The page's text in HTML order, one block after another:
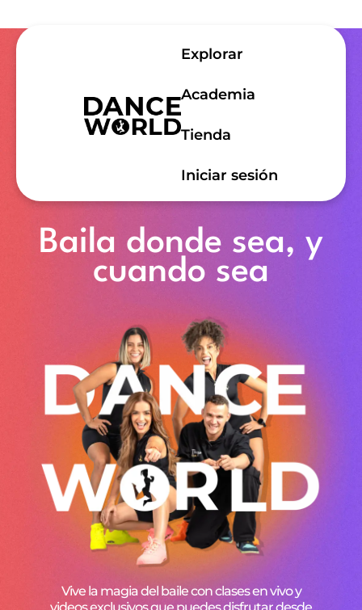
Explorar
Academia
Tienda
Iniciar sesión
Baila donde sea, y
cuando sea
Vive la magia del baile con clases en vivo y